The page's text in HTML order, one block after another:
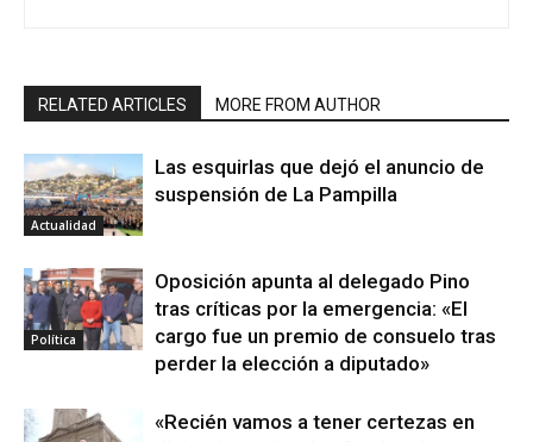
RELATED ARTICLES MORE FROM AUTHOR
Actualidad
Las esquirlas que dejó el anuncio de
suspensión de La Pampilla
Política
Oposición apunta al delegado Pino
tras críticas por la emergencia: «El
cargo fue un premio de consuelo tras
perder la elección a diputado»
«Recién vamos a tener certezas en